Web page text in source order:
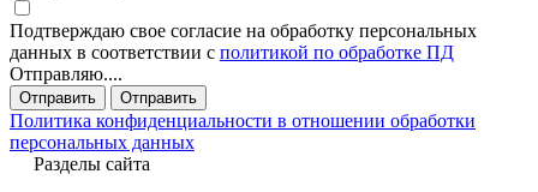
Подтверждаю свое согласие на обработку персональных
данных в соответствии с политикой по обработке ПД
Отправляю....
Отправить Отправить
Политика конфиденциальности в отношении обработки
персональных данных
Разделы сайта